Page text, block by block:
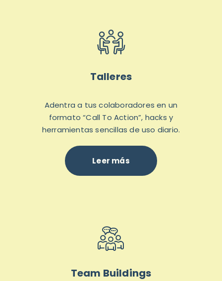
Talleres
Adentra a tus colaboradores en un
formato “Call To Action”, hacks y
herramientas sencillas de uso diario.
Leer más
Team Buildings